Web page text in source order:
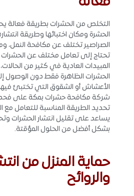
التخلص من الحشرات بطريقة فعالة
الحشرة ومكان اختبائها وطريقة
الصراصير تختلف عن مكافحة النمل،
تحتاج إلى تعامل مختلف عن الحشرات
المبيدات العادية في كثير من
الحشرات الظاهرة فقط دون الوصول
الأعشاش أو الشقوق التي تختبئ
شركة مكافحة حشرات بمكة على فحص
تحديد الطريقة المناسبة للتعامل مع
يساعد على تقليل انتشار الحشرات
بشكل أفضل من الحلول المؤقتة.
حماية المنزل من
والروائح